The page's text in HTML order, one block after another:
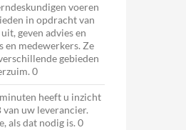
voeren
in opdracht van
geven advies en
en medewerkers. Ze
gebieden
0
heeft u inzicht
van uw leverancier.
als dat nodig is. 0